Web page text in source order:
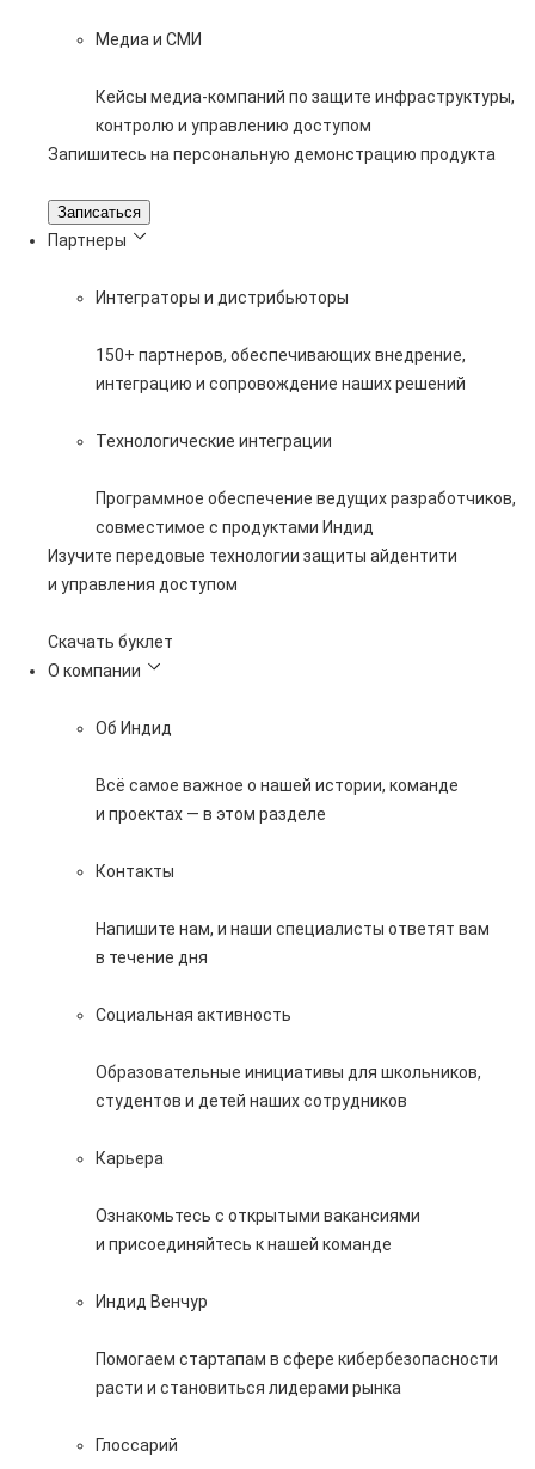
Медиа и СМИ
Кейсы медиа-компаний по защите инфраструктуры,
контролю и управлению доступом
Запишитесь на персональную демонстрацию продукта
Записаться
Партнеры
Интеграторы и дистрибьюторы
150+ партнеров, обеспечивающих внедрение,
интеграцию и сопровождение наших решений
Технологические интеграции
Программное обеспечение ведущих разработчиков,
совместимое с продуктами Индид
Изучите передовые технологии защиты айдентити
и управления доступом
Скачать буклет
О компании
Об Индид
Всё самое важное о нашей истории, команде
и проектах — в этом разделе
Контакты
Напишите нам, и наши специалисты ответят вам
в течение дня
Социальная активность
Образовательные инициативы для школьников,
студентов и детей наших сотрудников
Карьера
Ознакомьтесь с открытыми вакансиями
и присоединяйтесь к нашей команде
Индид Венчур
Помогаем стартапам в сфере кибербезопасности
расти и становиться лидерами рынка
Глоссарий